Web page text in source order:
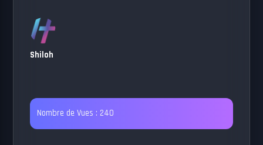
Shiloh
Nombre de Vues : 240